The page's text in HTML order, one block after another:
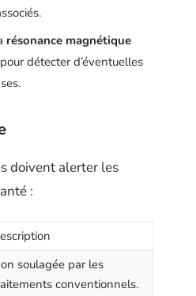
résonance magnétique
détecter d’éventuelles
doivent alerter les
:
soulagée par les
conventionnels.